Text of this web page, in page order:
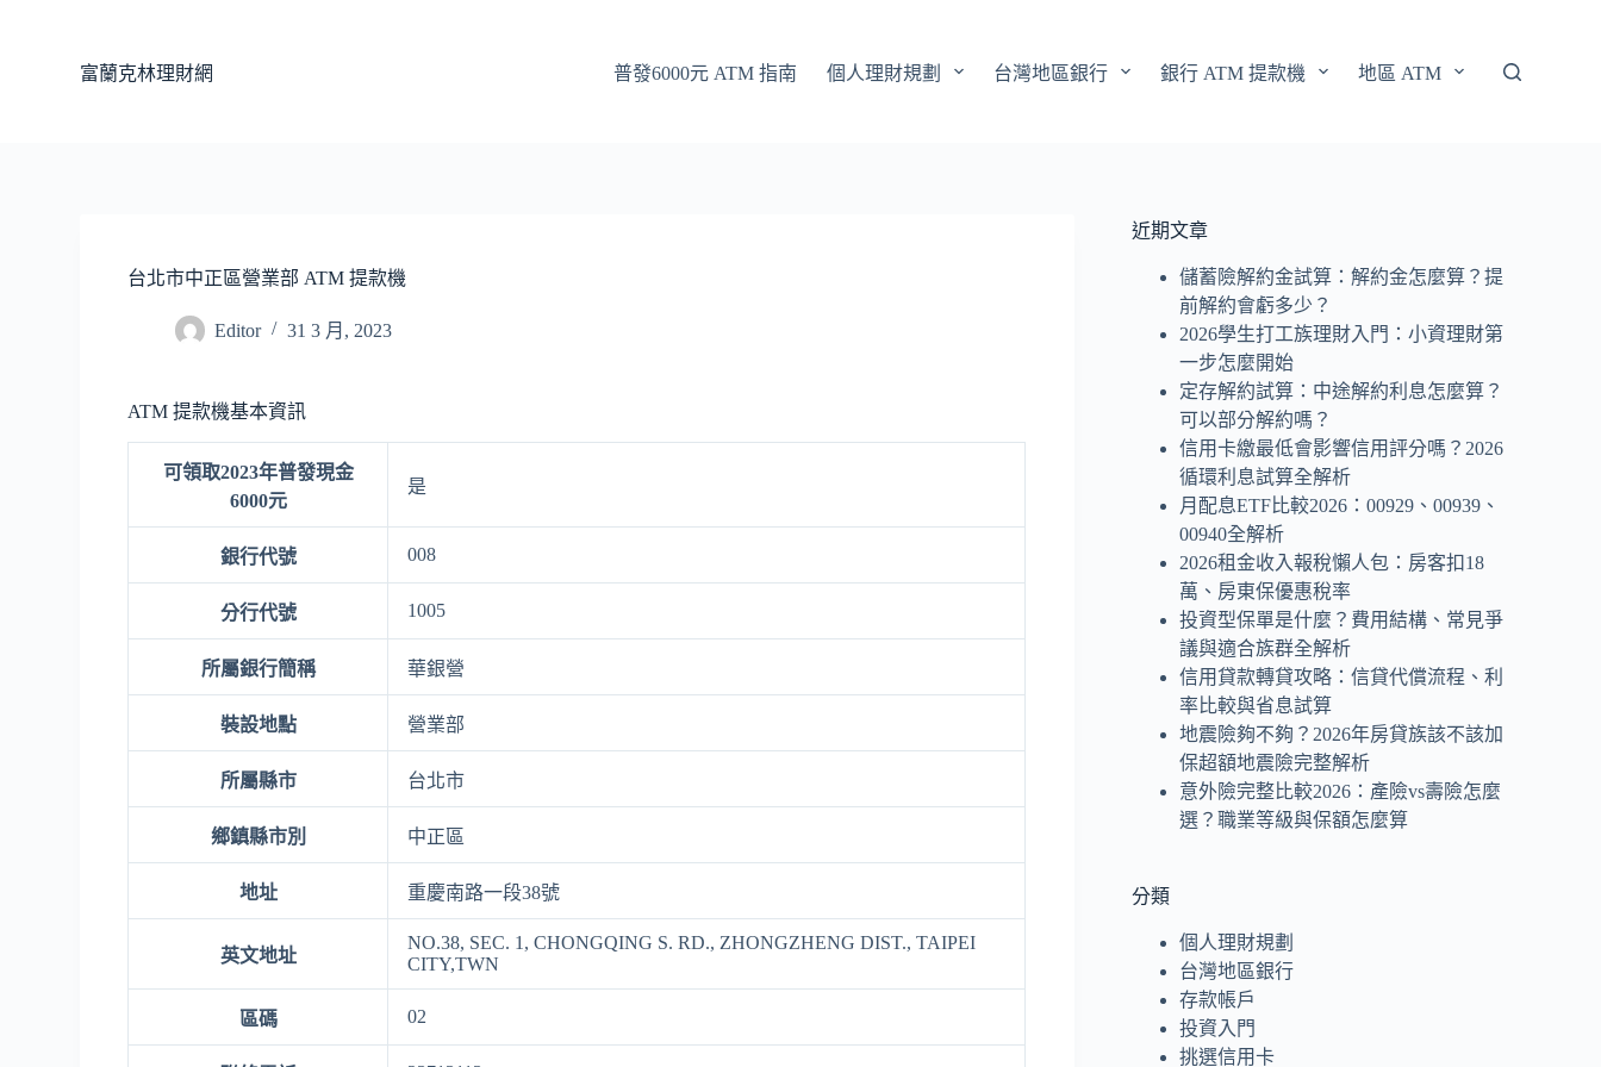
富蘭克林理財網 普發6000元 ATM 指南 個人理財規劃 台灣地區銀行 銀行 ATM 提款機 地區 ATM
台北市中正區營業部 ATM 提款機
Editor 31 3 月, 2023
ATM 提款機基本資訊
可領取2023年普發現金
6000元
是
銀行代號 008
分行代號 1005
所屬銀行簡稱 華銀營
裝設地點 營業部
所屬縣市 台北市
鄉鎮縣市別 中正區
地址 重慶南路一段38號
英文地址
NO.38, SEC. 1, CHONGQING S. RD., ZHONGZHENG DIST., TAIPEI
CITY,TWN
區碼 02
近期文章
儲蓄險解約金試算：解約金怎麼算？提
前解約會虧多少？
2026學生打工族理財入門：小資理財第
一步怎麼開始
定存解約試算：中途解約利息怎麼算？
可以部分解約嗎？
信用卡繳最低會影響信用評分嗎？2026
循環利息試算全解析
月配息ETF比較2026：00929、00939、
00940全解析
2026租金收入報稅懶人包：房客扣18
萬、房東保優惠稅率
投資型保單是什麼？費用結構、常見爭
議與適合族群全解析
信用貸款轉貸攻略：信貸代償流程、利
率比較與省息試算
地震險夠不夠？2026年房貸族該不該加
保超額地震險完整解析
意外險完整比較2026：產險vs壽險怎麼
選？職業等級與保額怎麼算
分類
個人理財規劃
台灣地區銀行
存款帳戶
投資入門
挑選信用卡